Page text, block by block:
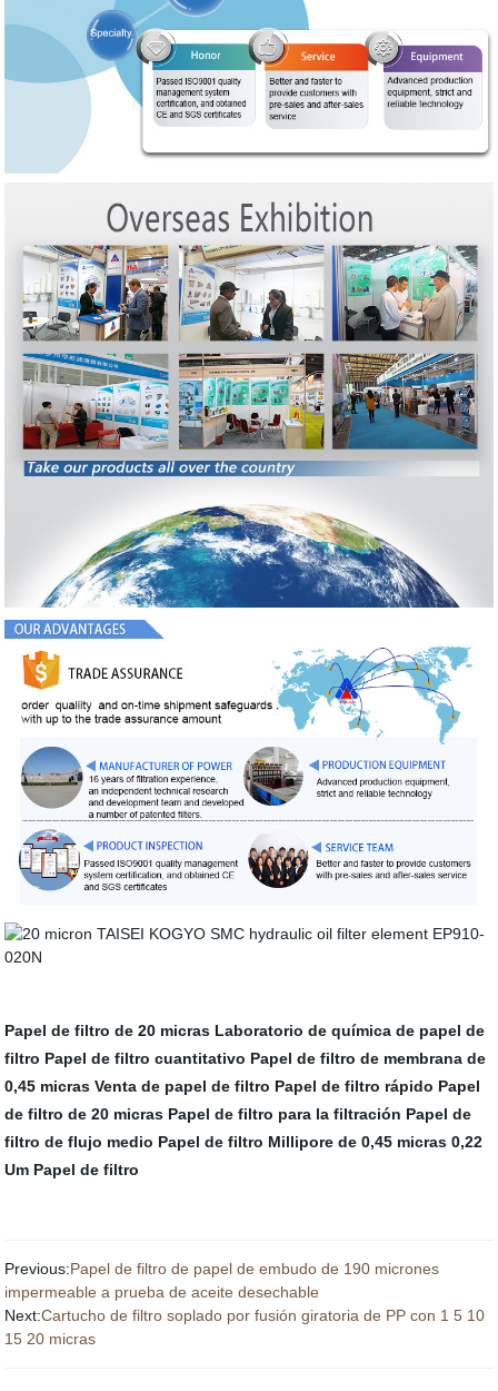
Papel de filtro de 20 micras Laboratorio de química de papel de
filtro Papel de filtro cuantitativo Papel de filtro de membrana de
0,45 micras Venta de papel de filtro Papel de filtro rápido Papel
de filtro de 20 micras Papel de filtro para la filtración Papel de
filtro de flujo medio Papel de filtro Millipore de 0,45 micras 0,22
Um Papel de filtro
Previous:Papel de filtro de papel de embudo de 190 micrones
impermeable a prueba de aceite desechable
Next:Cartucho de filtro soplado por fusión giratoria de PP con 1 5 10
15 20 micras